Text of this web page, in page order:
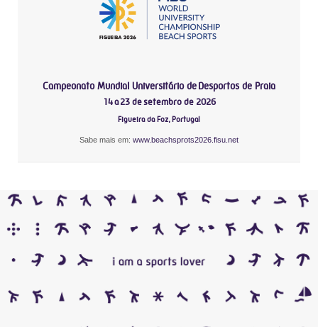
Campeonato Mundial Universitário de Desportos de Praia
14 a 23 de setembro de 2026
Figueira da Foz, Portugal
Sabe mais em: www.beachsprots2026.fisu.net